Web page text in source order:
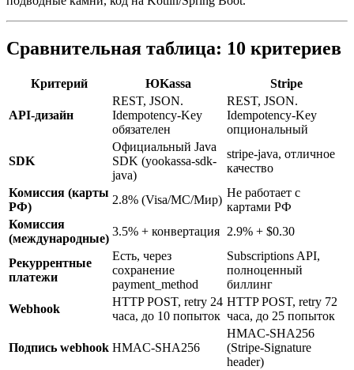
Сравнительная таблица: 10 критериев
Критерий ЮKassa Stripe
API-дизайн
REST, JSON.
Idempotency-Key
обязателен
REST, JSON.
Idempotency-Key
опциональный
SDK
Официальный Java
SDK (yookassa-sdk-
java)
stripe-java, отличное
качество
Комиссия (карты
РФ)
2.8% (Visa/MC/Мир)
Не работает с
картами РФ
Комиссия
(международные)
3.5% + конвертация 2.9% + $0.30
Рекуррентные
платежи
Есть, через
сохранение
payment_method
Subscriptions API,
полноценный
биллинг
Webhook
HTTP POST, retry 24
часа, до 10 попыток
HTTP POST, retry 72
часа, до 25 попыток
Подпись webhook HMAC-SHA256
HMAC-SHA256
(Stripe-Signature
header)